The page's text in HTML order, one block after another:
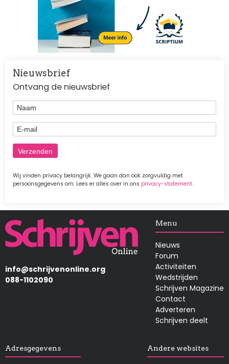
Nieuwsbrief
Ontvang de nieuwsbrief
Naam
E-mail
Wij vinden privacy belangrijk. We gaan dan ook zorgvuldig met
persoonsgegevens om. Lees er alles over in ons privacy-statement.
Afbeelding
info@schrijvenonline.org
088-1102090
Menu
Nieuws
Forum
Activiteiten
Wedstrijden
Schrijven Magazine
Contact
Adverteren
Schrijven deelt
Adresgegevens Andere websites